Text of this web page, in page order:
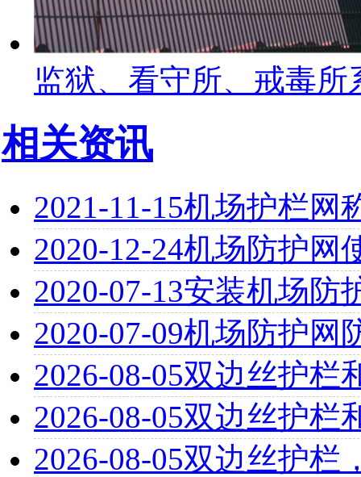
监狱、看守所、戒毒所
相关资讯
2021-11-15机场护栏网
2020-12-24机场防护网
2020-07-13安装机场防
2020-07-09机场防护网
2026-08-05双边丝护栏
2026-08-05双边丝护栏
2026-08-05双边丝护栏